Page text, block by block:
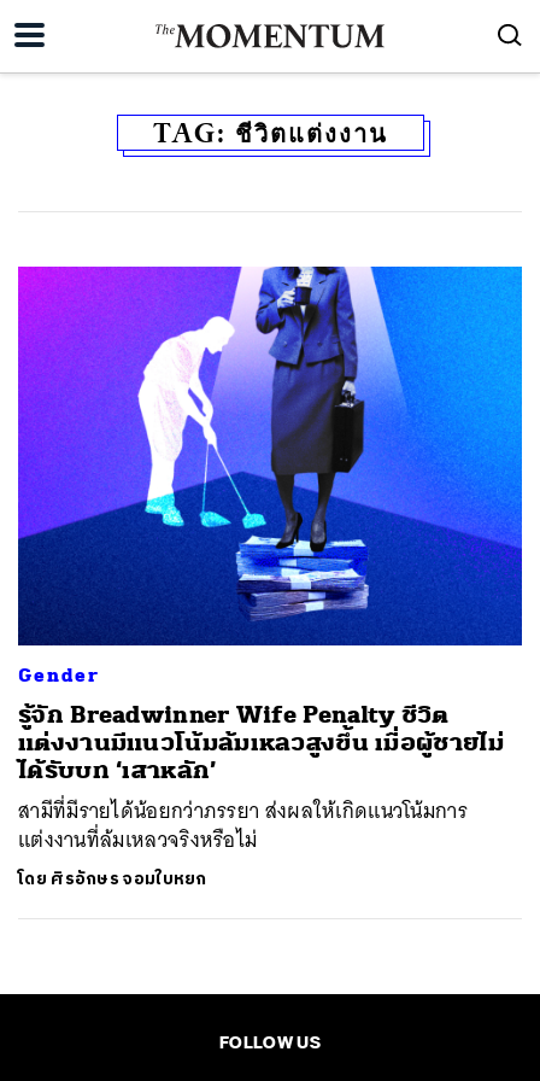
TAG: ชีวิตแต่งงาน
Gender
รู้จัก Breadwinner Wife Penalty ชีวิต
แต่งงานมีแนวโน้มล้มเหลวสูงขึ้น เมื่อผู้ชายไม่
ได้รับบท ‘เสาหลัก’
สามีที่มีรายได้น้อยกว่าภรรยา ส่งผลให้เกิดแนวโน้มการ
แต่งงานที่ล้มเหลวจริงหรือไม่
โดย ศิรอักษร จอมใบหยก
FOLLOW US
SHARE TWEET LINE EMAIL